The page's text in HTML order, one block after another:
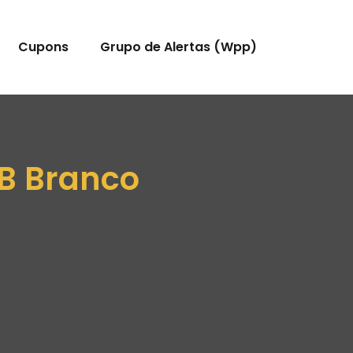
Cupons Grupo de Alertas (Wpp)
Branco